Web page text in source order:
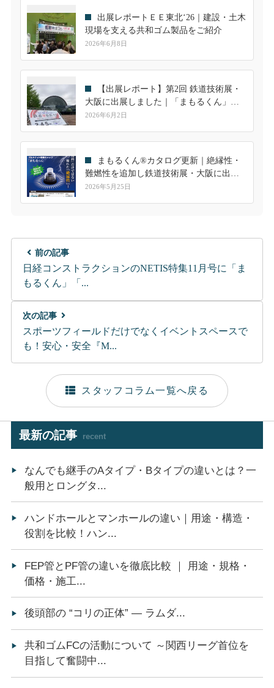
出展レポートＥＥ東北‘26｜建設・土木
現場を支える共和ゴム製品をご紹介
2026年6月8日
【出展レポート】第2回 鉄道技術展・
大阪に出展しました｜「まもるくん」へ
の高い関心を実感
2026年6月2日
まもるくん®カタログ更新｜絶縁性・
難燃性を追加し鉄道技術展・大阪に出展
します
2026年5月25日
前の記事
日経コンストラクションのNETIS特集11月号に「ま
もるくん」「...
次の記事
スポーツフィールドだけでなくイベントスペースで
も！安心・安全『M...
スタッフコラム一覧へ戻る
最新の記事 recent
なんでも継手のAタイプ・Bタイプの違いとは？一
般用とロングタ...
ハンドホールとマンホールの違い｜用途・構造・
役割を比較！ハン...
FEP管とPF管の違いを徹底比較 ｜ 用途・規格・
価格・施工...
後頭部の “コリの正体” ― ラムダ...
共和ゴムFCの活動について ～関西リーグ首位を
目指して奮闘中...